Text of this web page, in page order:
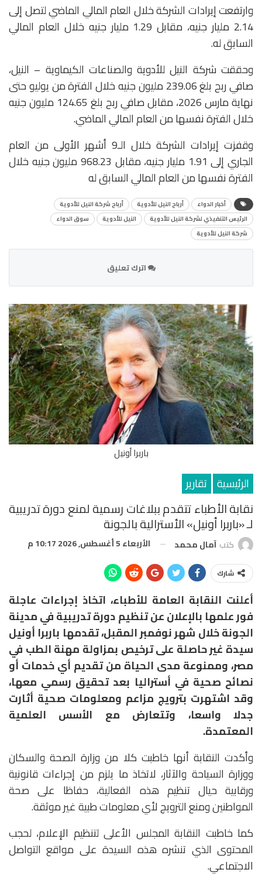
وارتفعت إيرادات الشركة خلال العام المالي الماضي لتصل إلى
2.14 مليار جنيه، مقابل 1.29 مليار جنيه خلال العام المالي
السابق له.
وحققت شركة النيل للأدوية والصناعات الكيماوية – النيل،
صافي ربح بلغ 239.06 مليون جنيه خلال الفترة من يوليو حتى
نهاية مارس 2026، مقابل صافي ربح بلغ 124.65 مليون جنيه
خلال الفترة نفسها من العام المالي الماضي.
وقفزت إيرادات الشركة خلال الـ9 أشهر الأولى من العام
الجاري إلى 1.91 مليار جنيه، مقابل 968.23 مليون جنيه خلال
الفترة نفسها من العام المالي السابق له
أخبار الدواء أرباح النيل للأدوية
أرباح شركة النيل للأدوية
الرئيس التنفيذي لشركة النيل للأدوية
النيل للأدوية
سوق الدواء
شركة النيل للأدوية
اترك تعليق
باربرا أونيل
الرئيسية تقارير
نقابة الأطباء تتقدم ببلاغات رسمية لمنع دورة تدريبية
لـ «باربرا أونيل» الأسترالية بالجونة
كتب آمال محمد الأربعاء 5 أغسطس, 2026 10:17 م
شارك
أعلنت النقابة العامة للأطباء، اتخاذ إجراءات عاجلة
فور علمها بالإعلان عن تنظيم دورة تدريبية في مدينة
الجونة خلال شهر نوفمبر المقبل، تقدمها باربرا أونيل
سيدة غير حاصلة على ترخيص بمزاولة مهنة الطب في
مصر، وممنوعة مدى الحياة من تقديم أي خدمات أو
نصائح صحية في أستراليا بعد تحقيق رسمي معها،
وقد اشتهرت بترويج مزاعم ومعلومات صحية أثارت
جدلا واسعا، وتتعارض مع الأسس العلمية
المعتمدة.
وأكدت النقابة أنها خاطبت كلا من وزارة الصحة والسكان
ووزارة السياحة والآثار، لاتخاذ ما يلزم من إجراءات قانونية
ورقابية حيال تنظيم هذه الفعالية، حفاظا على صحة
المواطنين ومنع الترويج لأي معلومات طبية غير موثقة.
كما خاطبت النقابة المجلس الأعلى لتنظيم الإعلام، لحجب
المحتوى الذي تنشره هذه السيدة على مواقع التواصل
الاجتماعي.